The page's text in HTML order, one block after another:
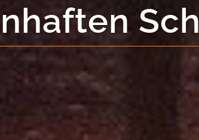
mit